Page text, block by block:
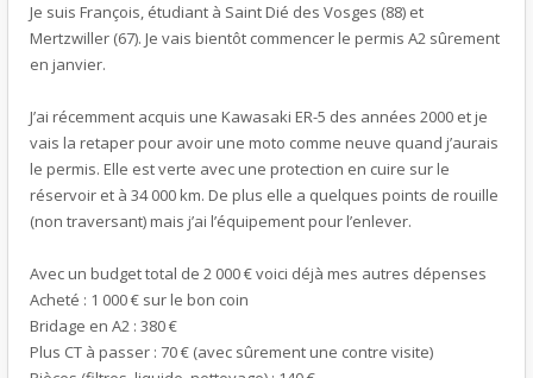
Je suis François, étudiant à Saint Dié des Vosges (88) et
Mertzwiller (67). Je vais bientôt commencer le permis A2 sûrement
en janvier.
J’ai récemment acquis une Kawasaki ER-5 des années 2000 et je
vais la retaper pour avoir une moto comme neuve quand j’aurais
le permis. Elle est verte avec une protection en cuire sur le
réservoir et à 34 000 km. De plus elle a quelques points de rouille
(non traversant) mais j’ai l’équipement pour l’enlever.
Avec un budget total de 2 000 € voici déjà mes autres dépenses
Acheté : 1 000 € sur le bon coin
Bridage en A2 : 380 €
Plus CT à passer : 70 € (avec sûrement une contre visite)